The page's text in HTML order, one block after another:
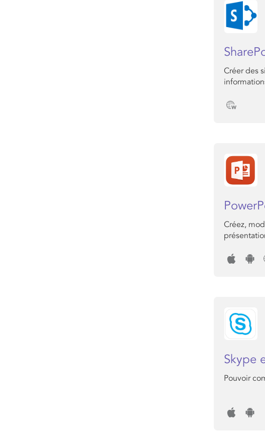
Créer des
Créez,
Skype
Pouvoir